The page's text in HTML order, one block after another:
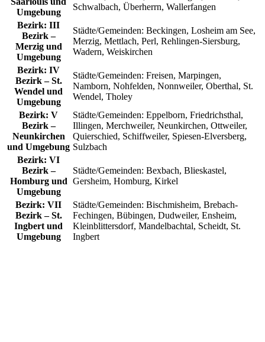
Umgebung
Schwalbach, Überherrn, Wallerfangen
Bezirk: III
Bezirk –
Merzig und
Umgebung
Städte/Gemeinden: Beckingen, Losheim am See,
Merzig, Mettlach, Perl, Rehlingen-Siersburg,
Wadern, Weiskirchen
Bezirk: IV
Bezirk – St.
Wendel und
Umgebung
Städte/Gemeinden: Freisen, Marpingen,
Namborn, Nohfelden, Nonnweiler, Oberthal, St.
Wendel, Tholey
Bezirk: V
Bezirk –
Neunkirchen
und Umgebung
Städte/Gemeinden: Eppelborn, Friedrichsthal,
Illingen, Merchweiler, Neunkirchen, Ottweiler,
Quierschied, Schiffweiler, Spiesen-Elversberg,
Sulzbach
Bezirk: VI
Bezirk –
Homburg und
Umgebung
Städte/Gemeinden: Bexbach, Blieskastel,
Gersheim, Homburg, Kirkel
Bezirk: VII
Bezirk – St.
Ingbert und
Umgebung
Städte/Gemeinden: Bischmisheim, Brebach-
Fechingen, Bübingen, Dudweiler, Ensheim,
Kleinblittersdorf, Mandelbachtal, Scheidt, St.
Ingbert